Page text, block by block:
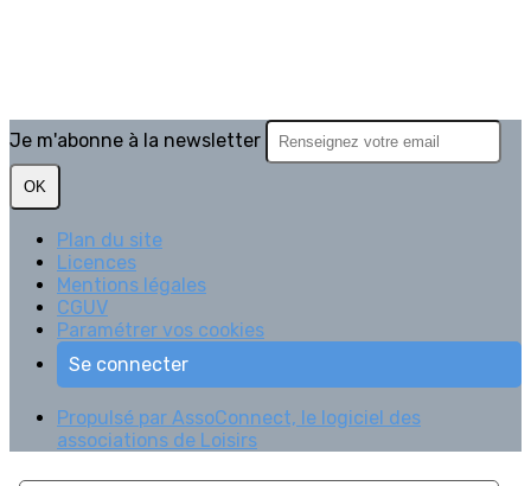
Je m'abonne à la newsletter
OK
Plan du site
Licences
Mentions légales
CGUV
Paramétrer vos cookies
Se connecter
Propulsé par AssoConnect, le logiciel des
associations de Loisirs